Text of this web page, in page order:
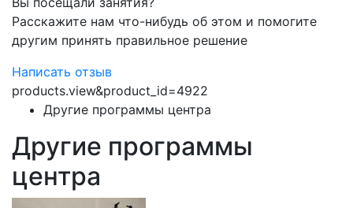
Расскажите нам что-нибудь об этом и помогите
другим принять правильное решение
Написать отзыв
products.view&product_id=4922
Другие программы центра
Другие программы
центра